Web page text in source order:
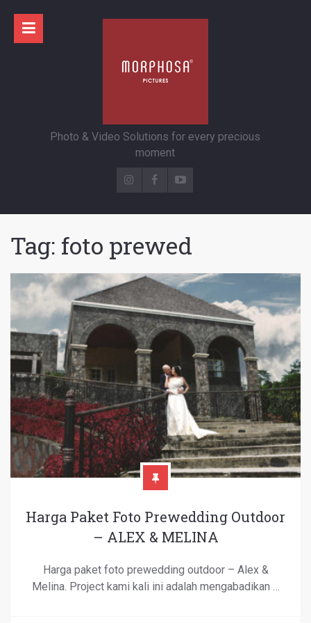
Photo & Video Solutions for every precious
moment
Tag: foto prewed
Harga Paket Foto Prewedding Outdoor
– ALEX & MELINA
Harga paket foto prewedding outdoor – Alex &
Melina. Project kami kali ini adalah mengabadikan …